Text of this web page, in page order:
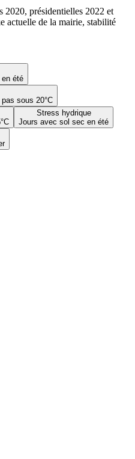
en été
sous 20°C
Stress hydrique
Jours avec sol sec en été
2020, présidentielles 2022 et
actuelle de la mairie, stabilité